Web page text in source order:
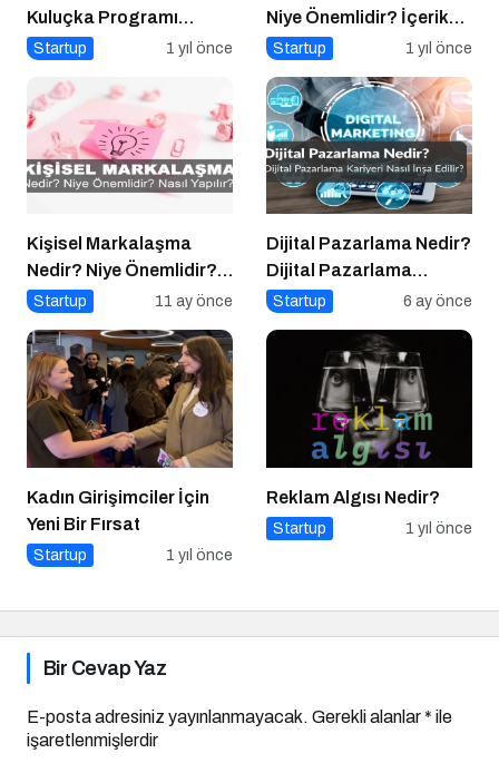
Kuluçka Programı
Başvuruları Devam
Startup 1 yıl önce
Niye Önemlidir? İçerik
Üretimi Nasıl Yapılır?
Startup 1 yıl önce
Kişisel Markalaşma
Nedir? Niye Önemlidir?
Kişisel Markalaşma
Startup 11 ay önce
Dijital Pazarlama Nedir?
Dijital Pazarlama
Kariyeri Nasıl İnşa Edilir?
Startup 6 ay önce
Kadın Girişimciler İçin
Yeni Bir Fırsat
Startup 1 yıl önce
Reklam Algısı Nedir?
Startup 1 yıl önce
Bir Cevap Yaz
E-posta adresiniz yayınlanmayacak. Gerekli alanlar* ile
işaretlenmişlerdir